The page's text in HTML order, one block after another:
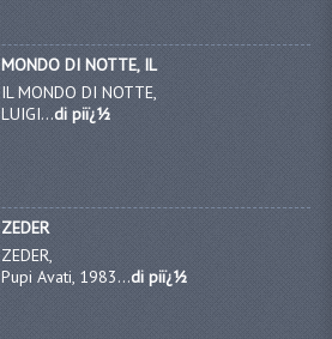
MONDO DI NOTTE, IL
IL MONDO DI NOTTE,
LUIGI...di piï¿½
ZEDER
ZEDER,
Pupi Avati, 1983...di piï¿½